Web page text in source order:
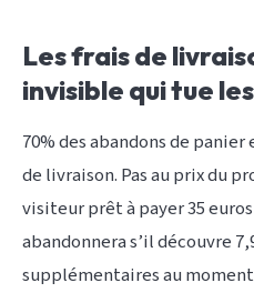
Les frais de
invisible qui tue
70% des abandons de
de livraison. Pas au prix du
visiteur prêt à payer 35
abandonnera s’il découvre
supplémentaires au moment